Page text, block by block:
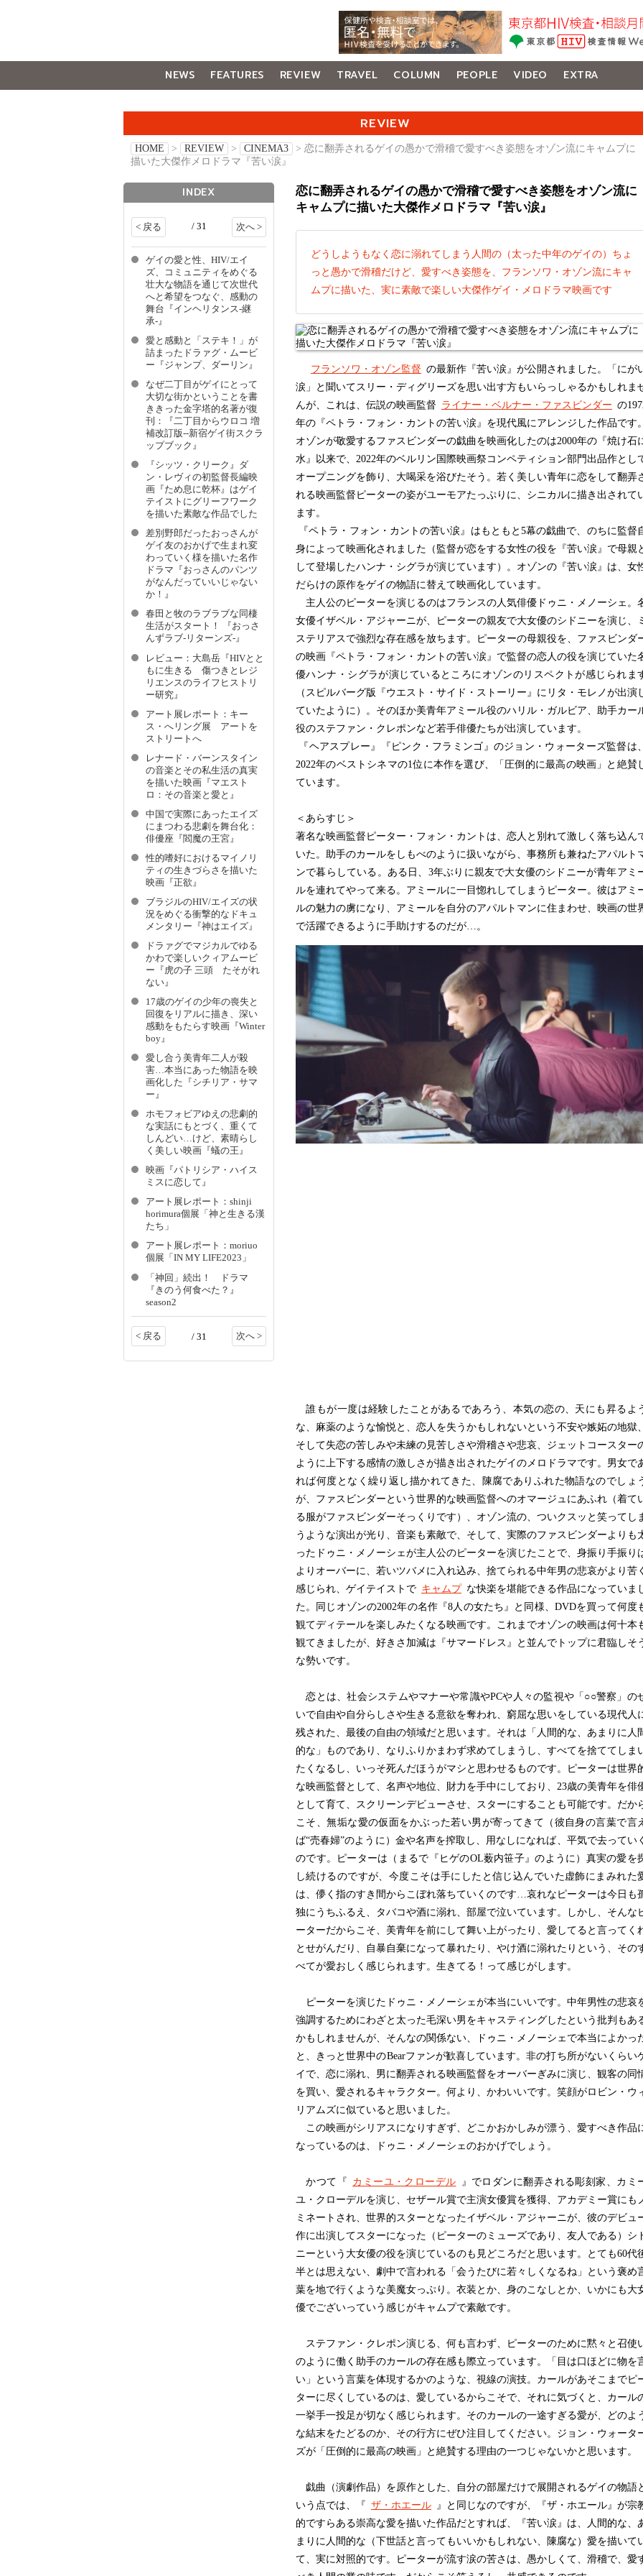
NEWS FEATURES REVIEW TRAVEL COLUMN PEOPLE VIDEO
EXTRA
REVIEW
HOME > REVIEW > CINEMA3
> 恋に翻弄されるゲイの愚かで滑稽で愛すべき姿態をオゾン流にキャムプに
描いた大傑作メロドラマ『苦い涙』
恋に翻弄されるゲイの愚かで滑稽で愛すべき姿態をオゾン流に
キャムプに描いた大傑作メロドラマ『苦い涙』
どうしようもなく恋に溺れてしまう人間の（太った中年のゲイの）ちょ
っと愚かで滑稽だけど、愛すべき姿態を、フランソワ・オゾン流にキャ
ムプに描いた、実に素敵で楽しい大傑作ゲイ・メロドラマ映画です
フランソワ・オゾン監督 の最新作『苦い涙』が公開されました。「にが
涙」と聞いてスリー・ディグリーズを思い出す方もいらっしゃるかもしれま
んが、これは、伝説の映画監督 ライナー・ベルナー・ファスビンダー の
年の『ペトラ・フォン・カントの苦い涙』を現代風にアレンジした作品です。
オゾンが敬愛するファスビンダーの戯曲を映画化したのは2000年の『焼け石
水』以来で、2022年のベルリン国際映画祭コンペティション部門出品作とし
オープニングを飾り、大喝采を浴びたそう。若く美しい青年に恋をして翻弄
れる映画監督ピーターの姿がユーモアたっぷりに、シニカルに描き出されて
ます。
『ペトラ・フォン・カントの苦い涙』はもともと5幕の戯曲で、のちに監督
身によって映画化されました（監督が恋をする女性の役を『苦い涙』で母親
して登場したハンナ・シグラが演じています）。オゾンの『苦い涙』は、女
だらけの原作をゲイの物語に替えて映画化しています。
主人公のピーターを演じるのはフランスの人気俳優ドゥニ・メノーシェ。
女優イザベル・アジャーニが、ピーターの親友で大女優のシドニーを演じ、
ステリアスで強烈な存在感を放ちます。ピーターの母親役を、ファスビンダ
の映画『ペトラ・フォン・カントの苦い涙』で監督の恋人の役を演じていた
優ハンナ・シグラが演じているところにオゾンのリスペクトが感じられま
（スピルバーグ版『ウエスト・サイド・ストーリー』にリタ・モレノが出演
ていたように）。そのほか美青年アミール役のハリル・ガルビア、助手カー
役のステファン・クレポンなど若手俳優たちが出演しています。
『ヘアスプレー』『ピンク・フラミンゴ』のジョン・ウォーターズ監督は、
2022年のベストシネマの1位に本作を選び、「圧倒的に最高の映画」と絶賛
ています。
＜あらすじ＞
著名な映画監督ピーター・フォン・カントは、恋人と別れて激しく落ち込ん
いた。助手のカールをしもべのように扱いながら、事務所も兼ねたアパルト
ンで暮らしている。ある日、3年ぶりに親友で大女優のシドニーが青年アミ
ルを連れてやって来る。アミールに一目惚れしてしまうピーター。彼はアミ
ルの魅力の虜になり、アミールを自分のアパルトマンに住まわせ、映画の世
で活躍できるように手助けするのだが…。
誰もが一度は経験したことがあるであろう、本気の恋の、天にも昇るよ
な、麻薬のような愉悦と、恋人を失うかもしれないという不安や嫉妬の地獄、
そして失恋の苦しみや未練の見苦しさや滑稽さや悲哀、ジェットコースター
ように上下する感情の激しさが描き出されたゲイのメロドラマです。男女で
れば何度となく繰り返し描かれてきた、陳腐でありふれた物語なのでしょ
が、ファスビンダーという世界的な映画監督へのオマージュにあふれ（着て
る服がファスビンダーそっくりです）、オゾン流の、ついクスッと笑ってし
うような演出が光り、音楽も素敵で、そして、実際のファスビンダーよりも
ったドゥニ・メノーシェが主人公のピーターを演じたことで、身振り手振り
よりオーバーに、若いツバメに入れ込み、捨てられる中年男の悲哀がより苦く
感じられ、ゲイテイストで キャムプ な快楽を堪能できる作品になっていま
た。同じオゾンの2002年の名作『8人の女たち』と同様、DVDを買って何度
観てディテールを楽しみたくなる映画です。これまでオゾンの映画は何十本
観てきましたが、好きさ加減は『サマードレス』と並んでトップに君臨しそ
な勢いです。
恋とは、社会システムやマナーや常識やPCや人々の監視や「○○警察」の
いで自由や自分らしさや生きる意欲を奪われ、窮屈な思いをしている現代人
残された、最後の自由の領域だと思います。それは「人間的な、あまりに人
的な」ものであり、なりふりかまわず求めてしまうし、すべてを捨ててしま
たくなるし、いっそ死んだほうがマシと思わせるものです。ピーターは世界
な映画監督として、名声や地位、財力を手中にしており、23歳の美青年を俳
として育て、スクリーンデビューさせ、スターにすることも可能です。だか
こそ、無垢な愛の仮面をかぶった若い男が寄ってきて（彼自身の言葉で言
ば“売春婦”のように）金や名声を搾取し、用なしになれば、平気で去っていく
のです。ピーターは（まるで『ヒゲのOL薮内笹子』のように）真実の愛を
し続けるのですが、今度こそは手にしたと信じ込んでいた虚飾にまみれた
は、儚く指のすき間からこぼれ落ちていくのです…哀れなピーターは今日も
独にうちふるえ、タバコや酒に溺れ、部屋で泣いています。しかし、そんな
ーターだからこそ、美青年を前にして舞い上がったり、愛してると言ってく
とせがんだり、自暴自棄になって暴れたり、やけ酒に溺れたりという、その
べてが愛おしく感じられます。生きてる！って感じがします。
ピーターを演じたドゥニ・メノーシェが本当にいいです。中年男性の悲哀
強調するためにわざと太った毛深い男をキャスティングしたという批判もあ
かもしれませんが、そんなの関係ない、ドゥニ・メノーシェで本当によかっ
と、きっと世界中のBearファンが歓喜しています。非の打ち所がないくらい
イで、恋に溺れ、男に翻弄される映画監督をオーバーぎみに演じ、観客の同
を買い、愛されるキャラクター。何より、かわいいです。笑顔がロビン・ウ
リアムズに似ていると思いました。
この映画がシリアスになりすぎず、どこかおかしみが漂う、愛すべき作品
なっているのは、ドゥニ・メノーシェのおかげでしょう。
かつて『 カミーユ・クローデル
』でロダンに翻弄される彫刻家、カミ
ユ・クローデルを演じ、セザール賞で主演女優賞を獲得、アカデミー賞にも
ミネートされ、世界的スターとなったイザベル・アジャーニが、彼のデビュ
作に出演してスターになった（ピーターのミューズであり、友人である）シ
ニーという大女優の役を演じているのも見どころだと思います。とても60代
半とは思えない、劇中で言われる「会うたびに若々しくなるね」という褒め
葉を地で行くような美魔女っぷり。衣装とか、身のこなしとか、いかにも大
優でございっていう感じがキャムプで素敵です。
ステファン・クレポン演じる、何も言わず、ピーターのために黙々と召使
のように働く助手のカールの存在感も際立っています。「目は口ほどに物を
い」という言葉を体現するかのような、視線の演技。カールがあそこまでピ
ターに尽くしているのは、愛しているからこそで、それに気づくと、カール
一挙手一投足が切なく感じられます。そのカールの一途すぎる愛が、どのよ
な結末をたどるのか、その行方にぜひ注目してください。ジョン・ウォータ
ズが「圧倒的に最高の映画」と絶賛する理由の一つじゃないかと思います。
戯曲（演劇作品）を原作とした、自分の部屋だけで展開されるゲイの物語
いう点では、『 ザ・ホエール
』と同じなのですが、『ザ・ホエール』が宗
的ですらある崇高な愛を描いた作品だとすれば、『苦い涙』は、人間的な、
まりに人間的な（下世話と言ってもいいかもしれない、陳腐な）愛を描いて
て、実に対照的です。ピーターが流す涙の苦さは、愚かしくて、滑稽で、愛
INDEX
< 戻る / 31 次へ >
ゲイの愛と性、HIV/エイ
ズ、コミュニティをめぐる
壮大な物語を通じて次世代
へと希望をつなぐ、感動の
舞台『インヘリタンス-継
承-』
愛と感動と「ステキ！」が
詰まったドラァグ・ムービ
ー『ジャンプ、ダーリン』
なぜ二丁目がゲイにとって
大切な街かということを書
ききった金字塔的名著が復
刊：『二丁目からウロコ 増
補改訂版--新宿ゲイ街スクラ
ップブック』
『シッツ・クリーク』ダ
ン・レヴィの初監督長編映
画『ため息に乾杯』はゲイ
テイストにグリーフワーク
を描いた素敵な作品でした
差別野郎だったおっさんが
ゲイ友のおかげで生まれ変
わっていく様を描いた名作
ドラマ『おっさんのパンツ
がなんだっていいじゃない
か！』
春田と牧のラブラブな同棲
生活がスタート！ 『おっさ
んずラブ-リターンズ-』
レビュー：大島岳『HIVとと
もに生きる 傷つきとレジ
リエンスのライフヒストリ
ー研究』
アート展レポート：キー
ス・へリング展 アートを
ストリートへ
レナード・バーンスタイン
の音楽とその私生活の真実
を描いた映画『マエスト
ロ：その音楽と愛と』
中国で実際にあったエイズ
にまつわる悲劇を舞台化：
俳優座『閻魔の王宮』
性的嗜好におけるマイノリ
ティの生きづらさを描いた
映画『正欲』
ブラジルのHIV/エイズの状
況をめぐる衝撃的なドキュ
メンタリー『神はエイズ』
ドラァグでマジカルでゆる
かわで楽しいクィアムービ
ー『虎の子 三頭 たそがれ
ない』
17歳のゲイの少年の喪失と
回復をリアルに描き、深い
感動をもたらす映画『Winter
boy』
愛し合う美青年二人が殺
害…本当にあった物語を映
画化した『シチリア・サマ
ー』
ホモフォビアゆえの悲劇的
な実話にもとづく、重くて
しんどい…けど、素晴らし
く美しい映画『蟻の王』
映画『パトリシア・ハイス
ミスに恋して』
アート展レポート：shinji
horimura個展「神と生きる漢
たち」
アート展レポート：moriuo
個展「IN MY LIFE2023」
「神回」続出！ ドラマ
『きのう何食べた？』
season2
< 戻る / 31 次へ >